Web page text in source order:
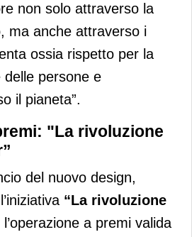
non solo attraverso la
ma anche attraverso i
ossia rispetto per la
persone e
il pianeta”.
"La rivoluzione
del nuovo design,
“La rivoluzione
l’operazione a premi valida